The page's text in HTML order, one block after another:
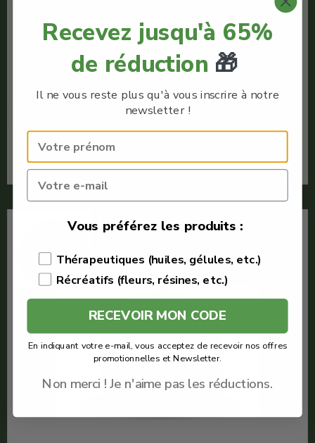
Justbob
CBD
Quantité : 1g
Voir le produit
Recevez jusqu'à 65%
de réduction 🎁
Il ne vous reste plus qu'à vous inscrire à notre
newsletter !
Vous préférez les produits :
Thérapeutiques (huiles, gélules, etc.)
Récréatifs (fleurs, résines, etc.)
RECEVOIR MON CODE
En indiquant votre e-mail, vous acceptez de recevoir nos offres
promotionnelles et Newsletter.
Non merci ! Je n'aime pas les réductions.